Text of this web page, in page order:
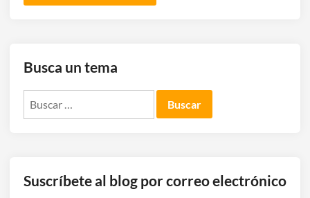
Busca un tema
Suscríbete al blog por correo electrónico